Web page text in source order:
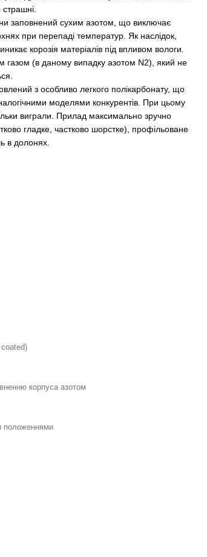
заповнений сухим азотом, що виключає
при перепаді температур. Як наслідок,
корозія матеріалів під впливом вологи.
газом (в даному випадку азотом N2), який не
з особливо легкого полікарбонату, що
моделями конкурентів. При цьому
виграли. Прилад максимально зручно
гладке, частково шорстке), профільоване
в долонях.
корпуса азотом
положеннями